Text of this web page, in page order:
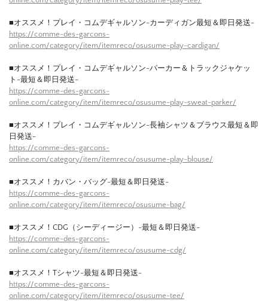
■オススメ！プレイ・コムデギャルソン-カーディガン最短＆即日発送-
https://comme-des-garcons-
online.com/category/item/itemreco/osusume-play-cardigan/
■オススメ！プレイ・コムデギャルソン-パーカー＆トラックジャケッ
ト-最短＆即日発送-
https://comme-des-garcons-
online.com/category/item/itemreco/osusume-play-sweat-parker/
■オススメ！プレイ・コムデギャルソン-長袖シャツ＆ブラウス最短＆即
日発送-
https://comme-des-garcons-
online.com/category/item/itemreco/osusume-play-blouse/
■オススメ！カバン・バッグ-最短＆即日発送-
https://comme-des-garcons-
online.com/category/item/itemreco/osusume-bag/
■オススメ！CDG（シーディージー）-最短＆即日発送-
https://comme-des-garcons-
online.com/category/item/itemreco/osusume-cdg/
■オススメ！Tシャツ-最短＆即日発送-
https://comme-des-garcons-
online.com/category/item/itemreco/osusume-tee/